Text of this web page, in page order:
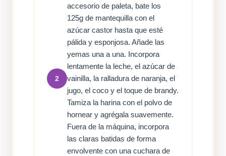
2
accesorio de paleta, bate los
125g de mantequilla con el
azúcar castor hasta que esté
pálida y esponjosa. Añade las
yemas una a una. Incorpora
lentamente la leche, el azúcar de
vainilla, la ralladura de naranja, el
jugo, el coco y el toque de brandy.
Tamiza la harina con el polvo de
hornear y agrégala suavemente.
Fuera de la máquina, incorpora
las claras batidas de forma
envolvente con una cuchara de